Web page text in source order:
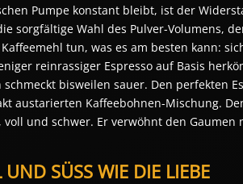
Pumpe konstant bleibt, ist der
sorgfältige Wahl des Pulver-Volumens,
tun, was es am besten kann:
reinrassiger Espresso auf Basis
bisweilen sauer. Den perfekten
austarierten Kaffeebohnen-Mischung.
und schwer. Er verwöhnt den
SÜSS WIE DIE LIEBE